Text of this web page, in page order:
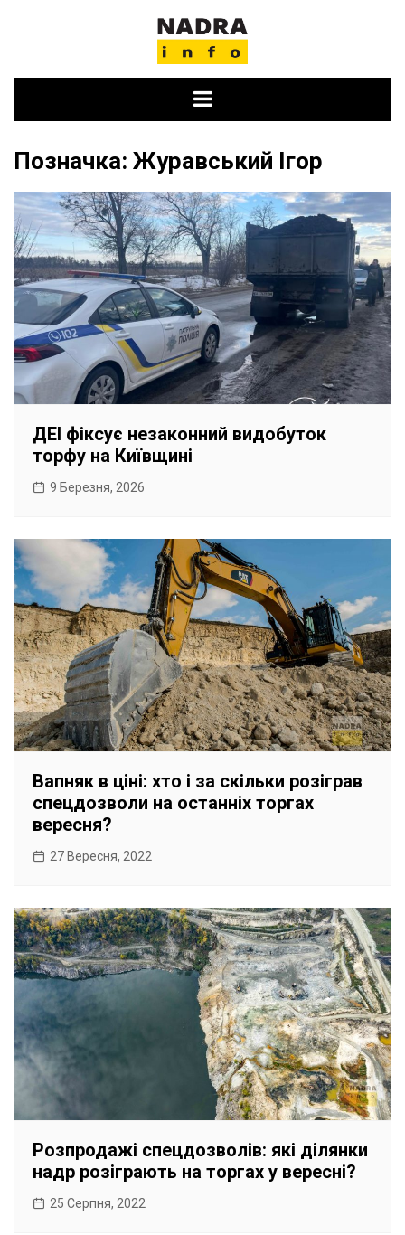
Позначка: Журавський Ігор
ДЕІ фіксує незаконний видобуток
торфу на Київщині
9 Березня, 2026
Вапняк в ціні: хто і за скільки розіграв
спецдозволи на останніх торгах
вересня?
27 Вересня, 2022
Розпродажі спецдозволів: які ділянки
надр розіграють на торгах у вересні?
25 Серпня, 2022